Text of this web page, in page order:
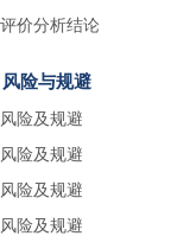
价分析结论
险与规避
险及规避
险及规避
险及规避
险及规避